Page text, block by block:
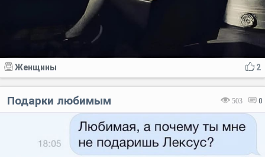
2
Женщины
503 0
Подарки любимым